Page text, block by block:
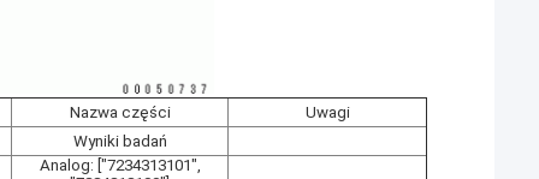
Nazwa części
Uwagi
Wyniki badań
Analog: ["7234313101",